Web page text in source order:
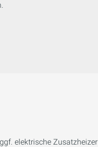
elektrische Zusatzheizer